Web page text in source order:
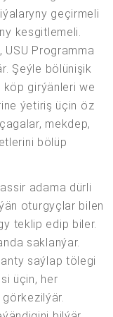
geçirmeli
kesgitlemeli.
Programma
Şeýle bölünişik
köp girýänleri we
ýetiriş üçin öz
mekdep,
bölüp
adama dürli
oturgyçlar bilen
teklip edip biler.
saklanýar.
saýlap tölegi
üçin, her